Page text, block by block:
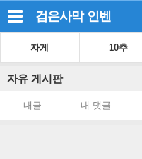
검은사막 인벤
자게 10추
자유 게시판
내글 내 댓글